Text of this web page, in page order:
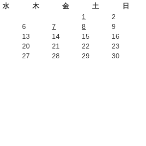
水 木 金 土
日
1
2
6 7 8
9
13 14 15
16
20 21 22
23
27 28 29
30